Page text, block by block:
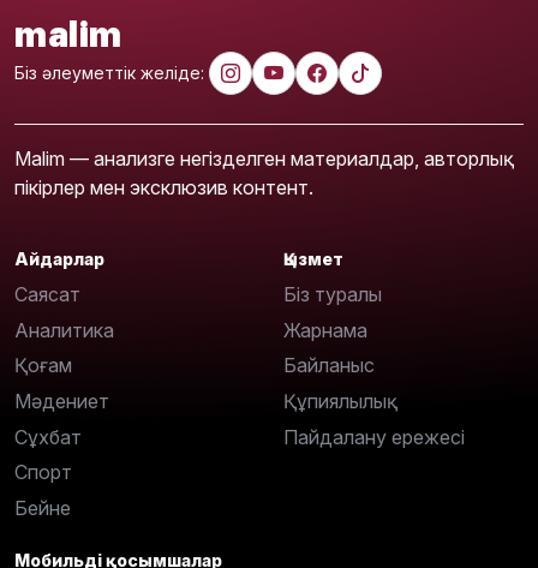
malim
Біз әлеуметтік желіде:
Malim — анализге негізделген материалдар, авторлық
пікірлер мен эксклюзив контент.
Айдарлар
Саясат
Аналитика
Қоғам
Мәдениет
Сұхбат
Спорт
Бейне
Қызмет
Біз туралы
Жарнама
Байланыс
Құпиялылық
Пайдалану ережесі
Мобильді қосымшалар